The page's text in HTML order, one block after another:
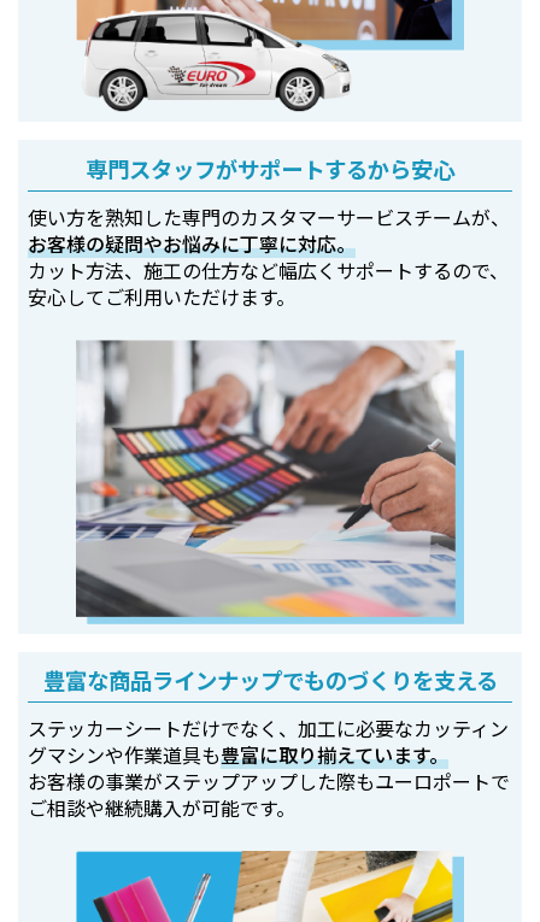
専門スタッフがサポートするから安心
使い方を熟知した専門のカスタマーサービスチームが、
お客様の疑問やお悩みに丁寧に対応。
カット方法、施工の仕方など幅広くサポートするので、
安心してご利用いただけます。
豊富な商品ラインナップでものづくりを支える
ステッカーシートだけでなく、加工に必要なカッティン
グマシンや作業道具も豊富に取り揃えています。
お客様の事業がステップアップした際もユーロポートで
ご相談や継続購入が可能です。